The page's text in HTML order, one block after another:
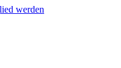
werden